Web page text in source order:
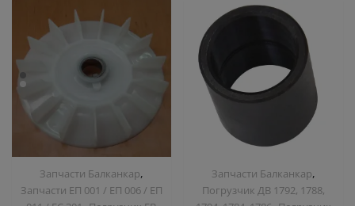
Запчасти Балканкар,
Запчасти ЕП 001 / ЕП 006 / ЕП
Запчасти Балканкар,
Погрузчик ДВ 1792, 1788,